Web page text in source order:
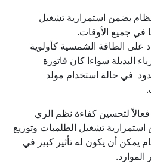
يضمن استمرارية تشغيل
في جميع الأوقات.
على الطاقة الشمسية كأولوية
البديلة سواءا كان فاتورة
في حالة استخدام مولد
فعالاً لتحسين كفاءة نظم الري
تشغيل الطلمبات وتوزيع
يمكن أن يكون له تأثير كبير في
الموارد.